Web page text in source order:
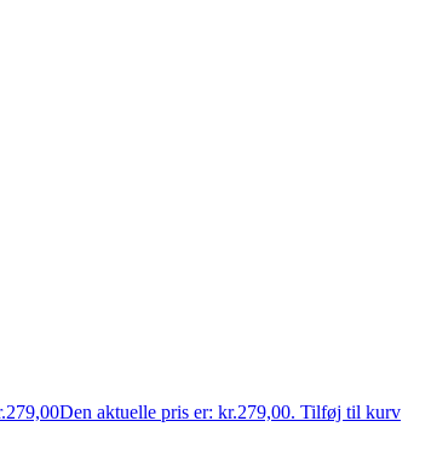
279,00Den aktuelle pris er: kr.279,00. Tilføj til kurv